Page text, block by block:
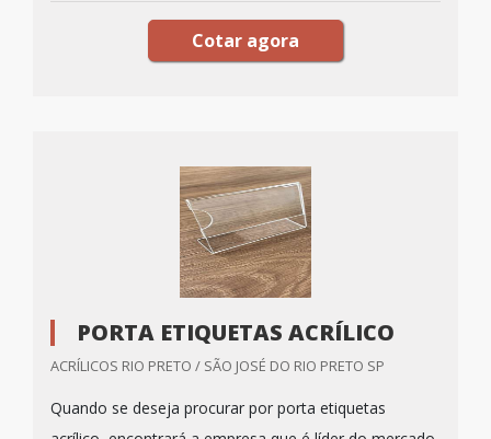
Cotar agora
PORTA ETIQUETAS ACRÍLICO
ACRÍLICOS RIO PRETO / SÃO JOSÉ DO RIO PRETO SP
Quando se deseja procurar por porta etiquetas